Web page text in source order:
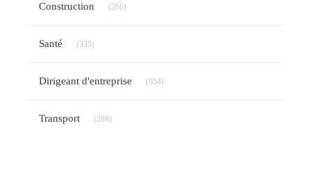
Construction (266)
Santé (335)
Dirigeant d'entreprise (954)
Transport (288)